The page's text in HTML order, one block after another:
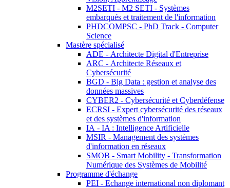
M2SETI - M2 SETI - Systèmes
embarqués et traitement de l'information
PHDCOMPSC - PhD Track - Computer
Science
Mastère spécialisé
ADE - Architecte Digital d'Entreprise
ARC - Architecte Réseaux et
Cybersécurité
BGD - Big Data : gestion et analyse des
données massives
CYBER2 - Cybersécurité et Cyberdéfense
ECRSI - Expert cybersécurité des réseaux
et des systèmes d'information
IA - IA : Intelligence Artificielle
MSIR - Management des systèmes
d'information en réseaux
SMOB - Smart Mobility - Transformation
Numérique des Systèmes de Mobilité
Programme d'échange
PEI - Echange international non diplomant